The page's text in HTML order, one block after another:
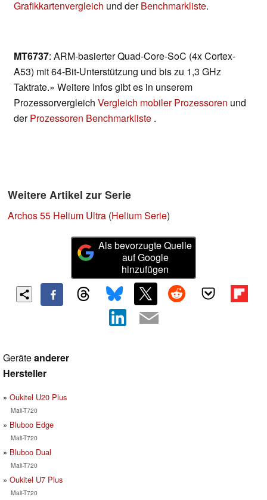
Grafikkartenvergleich und derBenchmarkliste.
MT6737: ARM-basierter Quad-Core-SoC (4x Cortex-
A53) mit 64-Bit-Unterstützung und bis zu 1,3 GHz
Taktrate.» Weitere Infos gibt es in unserem
Prozessorvergleich Vergleich mobiler Prozessoren und
derProzessoren Benchmarkliste .
Weitere Artikel zur Serie
Archos 55 Helium Ultra (Helium Serie)
Als bevorzugte Quelle
auf Google
hinzufügen
Geräteanderer
Hersteller
Oukitel U20 Plus
Mali-T720
Bluboo Edge
Mali-T720
Bluboo Dual
Mali-T720
Oukitel U7 Plus
Mali-T720